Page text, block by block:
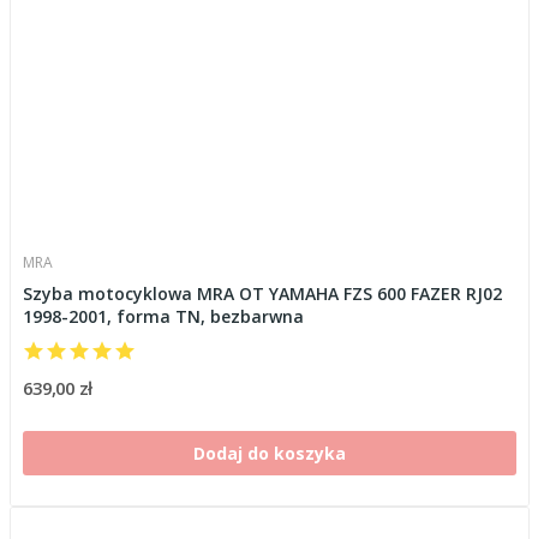
MRA
Szyba motocyklowa MRA OT YAMAHA FZS 600 FAZER RJ02
1998-2001, forma TN, bezbarwna
639,00 zł
Dodaj do koszyka